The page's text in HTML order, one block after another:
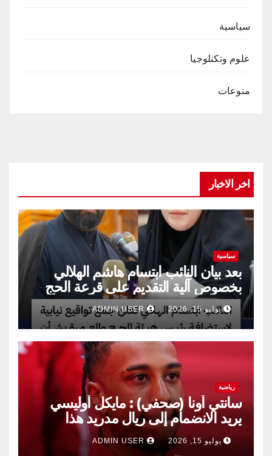
سياسية
علوم وتكنلوجيا
منوعات
اخر الاخبار
سياسية
بعد بيان النائب ابتسام هاشم الهلالي
بخصوص آلية التقديم على قرعة الحج
يوليو 15, 2026
رياضية
سانتي أونا (صحفي) : مايكل أوليسي
يريد الانضمام إلى ريال مدريد هذا
الصيف.
يوليو 15, 2026 ADMIN USER